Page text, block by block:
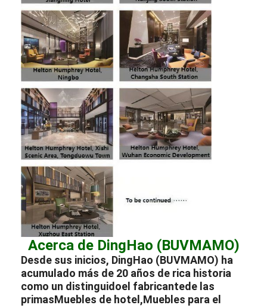
Acerca de DingHao (BUVMAMO)
Desde sus inicios, DingHao (BUVMAMO) ha
acumulado más de 20 años de rica historia
como un distinguidoel fabricantede las
primasMuebles de hotel,Muebles para el